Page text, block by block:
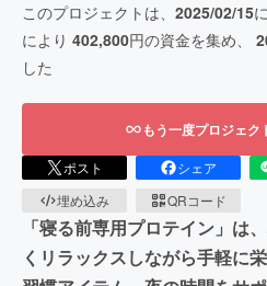
このプロジェクトは、 2025/02/15
により 402,800円の資金を集め、
した
もう一度プロジェク
ポスト シェア
埋め込み
QRコード
「寝る前専用プロテイン」は
くリラックスしながら手軽に